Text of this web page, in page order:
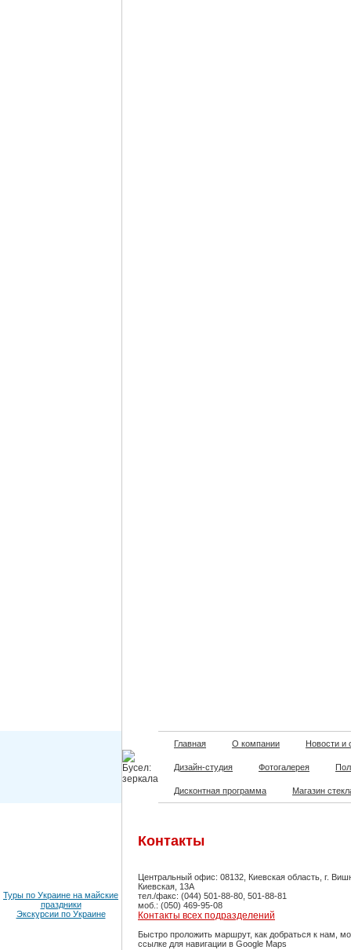
Главная О компании Новости и
Дизайн-студия Фотогалерея
Дисконтная программа Магазин
Туры по Украине на майские
праздники
Экскурсии по Украине
Контакты
Центральный офис: 08132, Киевская область, г.
Киевская, 13А
тел./факс: (044) 501-88-80, 501-88-81
моб.: (050) 469-95-08
Контакты всех подразделений
Быстро проложить маршрут, как добраться к нам,
ссылке для навигации в Google Maps